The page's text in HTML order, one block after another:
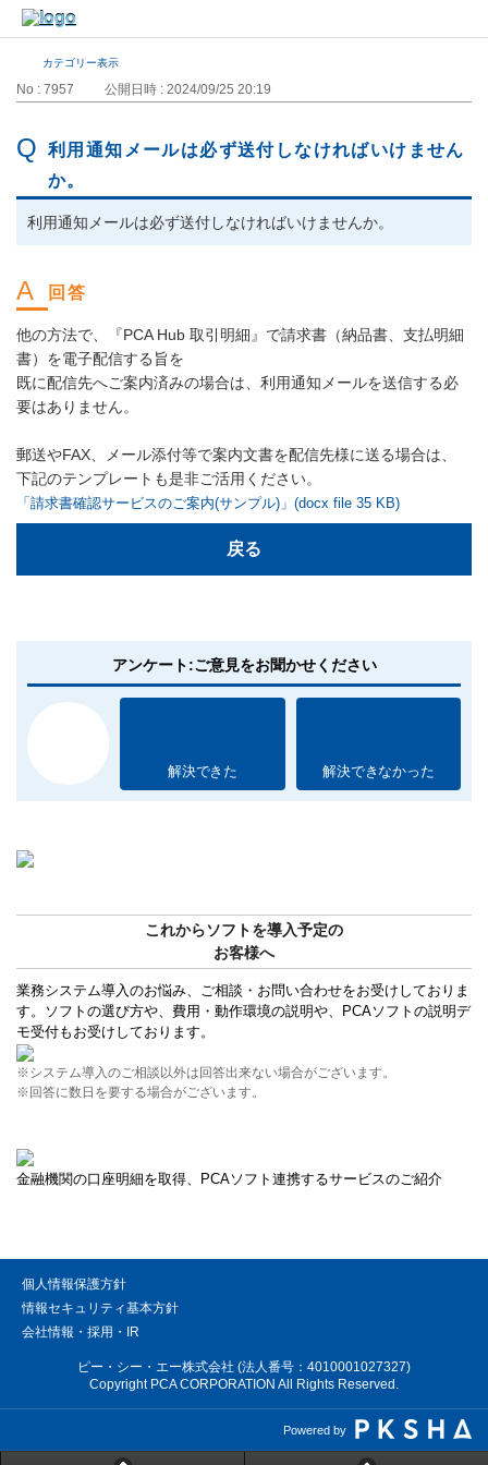
カテゴリー表示
No : 7957 公開日時 : 2024/09/25 20:19
利用通知メールは必ず送付しなければいけません
か。
利用通知メールは必ず送付しなければいけませんか。
他の方法で、『PCA Hub 取引明細』で請求書（納品書、支払明細
書）を電子配信する旨を
既に配信先へご案内済みの場合は、利用通知メールを送信する必
要はありません。
郵送やFAX、メール添付等で案内文書を配信先様に送る場合は、
下記のテンプレートも是非ご活用ください。
「請求書確認サービスのご案内(サンプル)」(docx file 35 KB)
戻る
アンケート:ご意見をお聞かせください
解決できた 解決できなかった
これからソフトを導入予定の
お客様へ
業務システム導入のお悩み、ご相談・お問い合わせをお受けしておりま
す。ソフトの選び方や、費用・動作環境の説明や、PCAソフトの説明デ
モ受付もお受けしております。
※システム導入のご相談以外は回答出来ない場合がございます。
※回答に数日を要する場合がございます。
金融機関の口座明細を取得、PCAソフト連携するサービスのご紹介
個人情報保護方針
情報セキュリティ基本方針
会社情報・採用・IR
ピー・シー・エー株式会社 (法人番号：4010001027327)
Copyright PCA CORPORATION All Rights Reserved.
Powered by